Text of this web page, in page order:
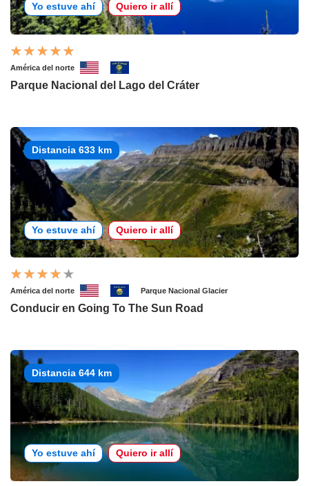
Yo estuve ahí Quiero ir allí
América del norte
Parque Nacional del Lago del Cráter
Distancia 633 km
Yo estuve ahí Quiero ir allí
América del norte Parque Nacional Glacier
Conducir en Going To The Sun Road
Distancia 644 km
Yo estuve ahí Quiero ir allí